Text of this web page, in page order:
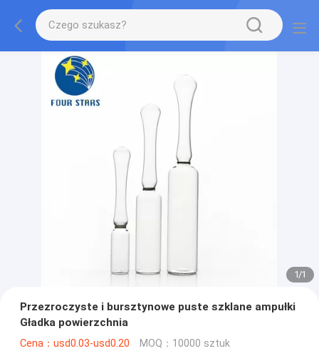
1/1
Przezroczyste i bursztynowe puste szklane ampułki
Gładka powierzchnia
Cena：usd0.03-usd0.20 MOQ：10000 sztuk